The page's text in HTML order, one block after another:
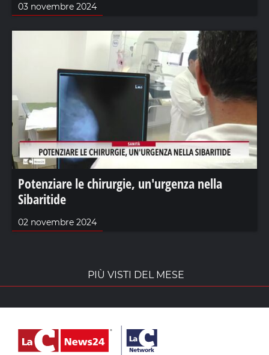
03 novembre 2024
Potenziare le chirurgie, un'urgenza nella
Sibaritide
02 novembre 2024
PIÙ VISTI DEL MESE